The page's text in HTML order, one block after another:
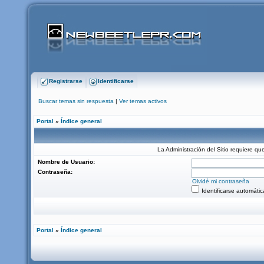
Registrarse Identificarse
Buscar temas sin respuesta | Ver temas activos
Portal » Índice general
La Administración del Sitio requiere
Nombre de Usuario:
Contraseña:
Olvidé mi contraseña
Identificarse
Portal » Índice general